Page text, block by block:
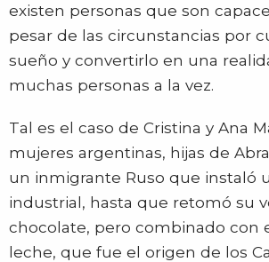
existen personas que son
pesar de las circunstancias por
sueño y convertirlo en una
muchas personas a la vez.
Tal es el caso de Cristina y Ana
mujeres argentinas, hijas de
un inmigrante Ruso que instaló
industrial, hasta que retomó su
chocolate, pero combinado con
leche, que fue el origen de los